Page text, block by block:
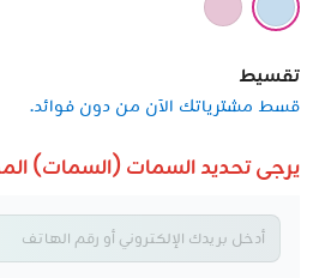
تقسيط
قسط مشترياتك الآن من دون فوائد.
يرجى تحديد السمات (السمات)